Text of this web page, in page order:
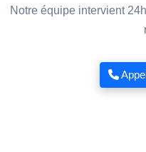
Notre équipe intervient